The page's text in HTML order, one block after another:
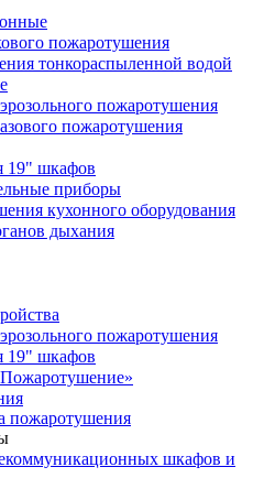
пожаротушения
тонкораспыленной водой
пожаротушения
пожаротушения
19" шкафов
приборы
кухонного оборудования
дыхания
пожаротушения
19" шкафов
пожаротушения
шкафов и